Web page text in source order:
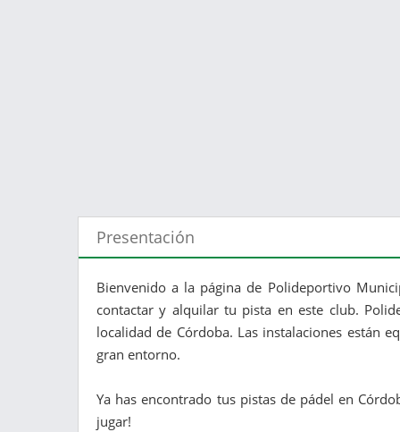
Presentación
Bienvenido a la página de Polideportivo
contactar y alquilar tu pista en este club.
localidad de Córdoba. Las instalaciones están
gran entorno.
Ya has encontrado tus pistas de pádel en
jugar!